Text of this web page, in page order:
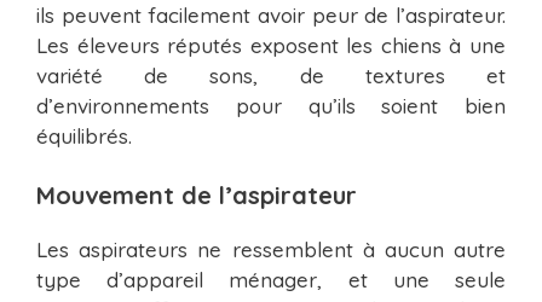
ils peuvent facilement avoir peur de l’aspirateur.
Les éleveurs réputés exposent les chiens à une
variété de sons, de textures et
d’environnements pour qu’ils soient bien
équilibrés.
Mouvement de l’aspirateur
Les aspirateurs ne ressemblent à aucun autre
type d’appareil ménager, et une seule